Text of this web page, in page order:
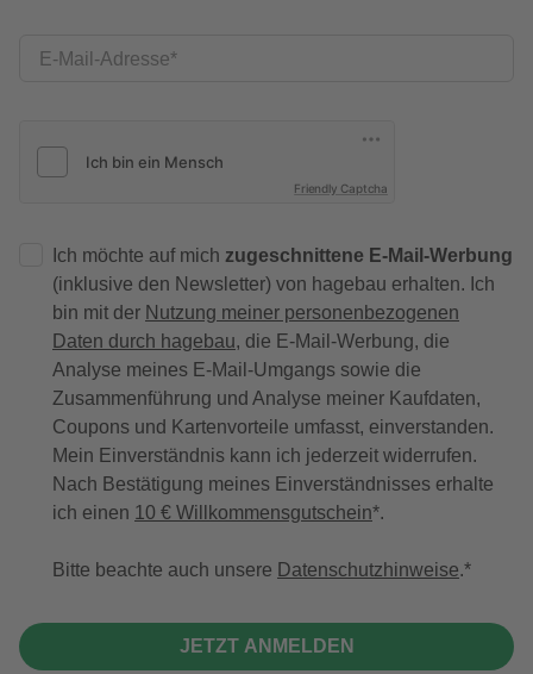
E-Mail-Adresse
Friendly Captcha
Ich möchte auf mich zugeschnittene E-Mail-Werbung
(inklusive den Newsletter) von hagebau erhalten. Ich
bin mit der Nutzung meiner personenbezogenen
Daten durch hagebau, die E-Mail-Werbung, die
Analyse meines E-Mail-Umgangs sowie die
Zusammenführung und Analyse meiner Kaufdaten,
Coupons und Kartenvorteile umfasst, einverstanden.
Mein Einverständnis kann ich jederzeit widerrufen.
Nach Bestätigung meines Einverständnisses erhalte
ich einen 10 € Willkommensgutschein*.
Bitte beachte auch unsere Datenschutzhinweise.
JETZT ANMELDEN